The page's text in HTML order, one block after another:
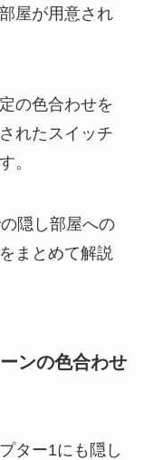
屋が用意され
の色合わせを
れたスイッチ
。
隠し部屋への
まとめて解説
ンの色合わせ
ター1にも隠し